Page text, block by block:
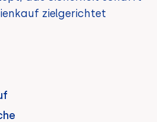
zielgerichtet